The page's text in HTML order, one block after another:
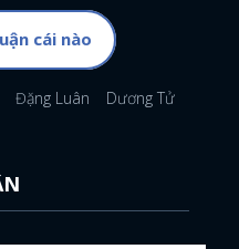
cái nào
Đặng Luân Dương Tử